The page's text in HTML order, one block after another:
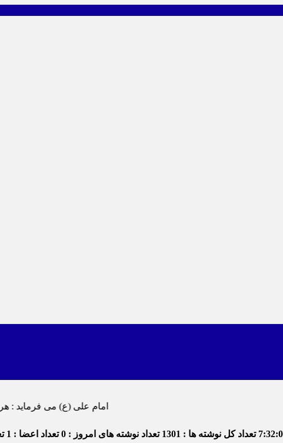
امام علی (ع) می فرماید : هر کس از خود بدگویی و انتقاد کند٬ خود را اصلاح کرده و هر کس
تعداد کل نوشته ها : 1301 تعداد نوشته های امروز : 0 تعداد اعضا : 1